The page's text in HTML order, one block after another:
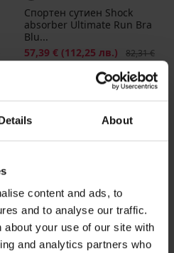
About
content and ads, to
and to analyse our traffic.
about your use of our site with
and analytics partners who
цена
Спортен сутиен Shock
absorber Ultimate Run Bra
Blu...
Намаление
57,39 € (112,25 лв.)
82,31 €